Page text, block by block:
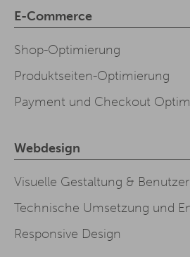
E-Commerce
Shop-Optimierung
Produktseiten-Optimierung
Payment und Checkout
Webdesign
Visuelle Gestaltung &
Technische Umsetzung und
Responsive Design